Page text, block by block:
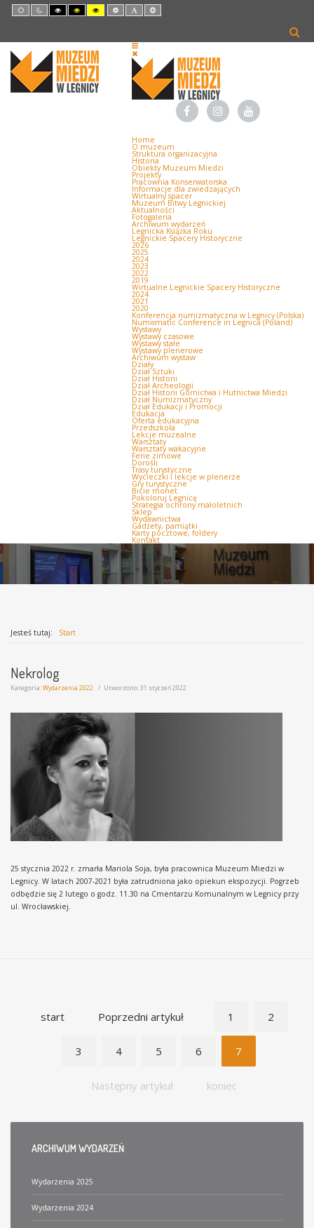
Default
mode
Night
mode
High
Contrast
High
Contrast
High
Contrast
Set
SmallerDefault
Set
Larger
Home
O muzeum
Struktura organizacyjna
Historia
Obiekty Muzeum Miedzi
Projekty
Pracownia Konserwatorska
Informacje dla zwiedzających
Wirtualny spacer
Muzeum Bitwy Legnickiej
Aktualności
Fotogaleria
Archiwum wydarzeń
Legnicka Książka Roku
Legnickie Spacery Historyczne
2026
2025
2024
2023
2022
2019
Wirtualne Legnickie Spacery Historyczne
2024
2021
2020
Konferencja numizmatyczna w Legnicy (Polska)
Numismatic Conference in Legnica (Poland)
Wystawy
Wystawy czasowe
Wystawy stałe
Wystawy plenerowe
Archiwum wystaw
Działy
Dział Sztuki
Dział Historii
Dział Archeologii
Dział Historii Górnictwa i Hutnictwa Miedzi
Dział Numizmatyczny
Dział Edukacji i Promocji
Edukacja
Oferta edukacyjna
Przedszkola
Lekcje muzealne
Warsztaty
Warsztaty wakacyjne
Ferie zimowe
Dorośli
Trasy turystyczne
Wycieczki i lekcje w plenerze
Gry turystyczne
Bicie monet
Pokoloruj Legnicę
Strategia ochrony małoletnich
Sklep
Wydawnictwa
Gadżety, pamiątki
Karty pocztowe, foldery
Kontakt
Jesteś tutaj: Start
Nekrolog
Kategoria:Wydarzenia 2022 Utworzono: 31 styczeń 2022
25 stycznia 2022 r. zmarła Mariola Soja, była pracownica Muzeum Miedzi w
Legnicy. W latach 2007-2021 była zatrudniona jako opiekun ekspozycji. Pogrzeb
odbędzie się 2 lutego o godz. 11.30 na Cmentarzu Komunalnym w Legnicy przy
ul. Wrocławskiej.
start Poprzedni artykuł 1 2
3 4 5 6 7
Następny artykuł koniec
ARCHIWUM WYDARZEŃ
Wydarzenia 2025
Wydarzenia 2024